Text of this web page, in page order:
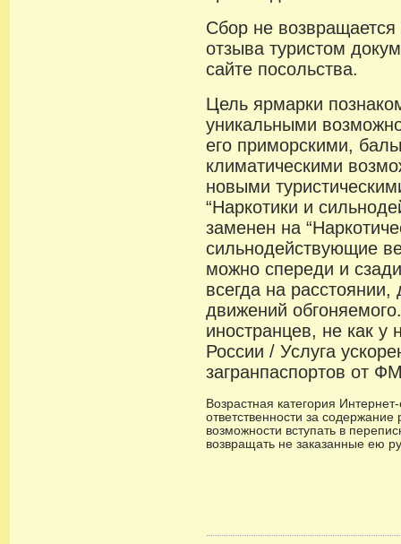
Сбор не возвращается
отзыва туристом
сайте посольства.
Цель ярмарки
уникальными
его приморскими,
климатическими
новыми
“Наркотики и
заменен на
сильнодействующие
можно спереди и
всегда на
движений
иностранцев, не как у
России / Услуга
загранпаспортов от
Возрастная категория
ответственности за
возможности вступать в
возвращать не заказанные ею